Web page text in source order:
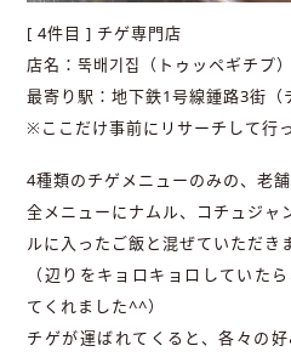
[ 4件目 ] チゲ専門店
店名：뚝배기집（トゥッペギチプ）
最寄り駅：地下鉄1号線鍾路3街（
※ここだけ事前にリサーチして行
4種類のチゲメニューのみの、老舗
全メニューにナムル、コチュジャ
ルに入ったご飯と混ぜていただき
（辺りをキョロキョロしていた
てくれました^^）
チゲが運ばれてくると、各々の